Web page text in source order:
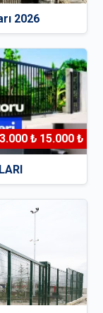
2026
₺ 15.000 ₺